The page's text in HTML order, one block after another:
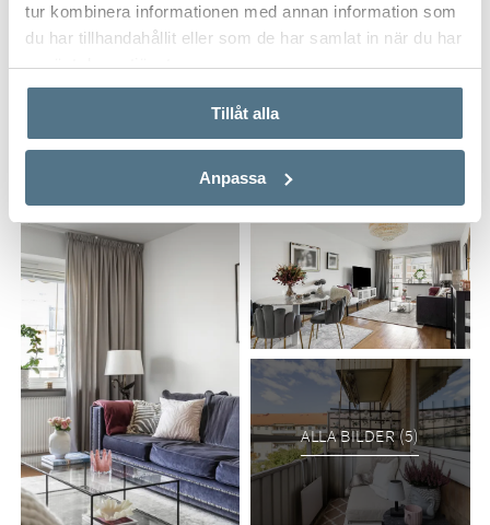
tur kombinera informationen med annan information som
du har tillhandahållit eller som de har samlat in när du har
använt deras tjänster.
Tillåt alla
Anpassa
Ange ditt postnummer (5 siffror utan mellanslag)
ALLA BILDER (5)